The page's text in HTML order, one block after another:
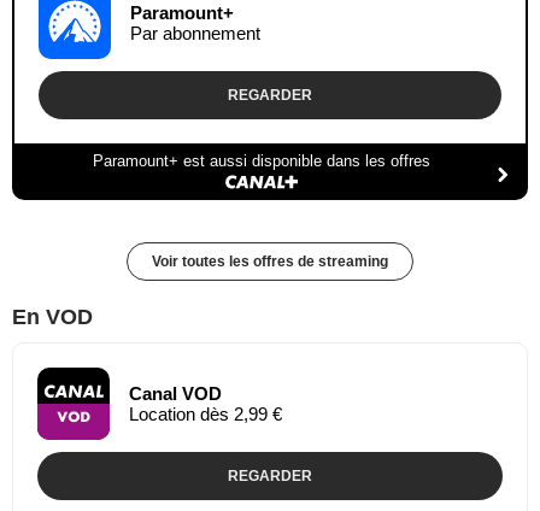
Paramount+
Par abonnement
REGARDER
Paramount+ est aussi disponible dans les offres
Voir toutes les offres de streaming
En VOD
Canal VOD
Location dès 2,99 €
REGARDER